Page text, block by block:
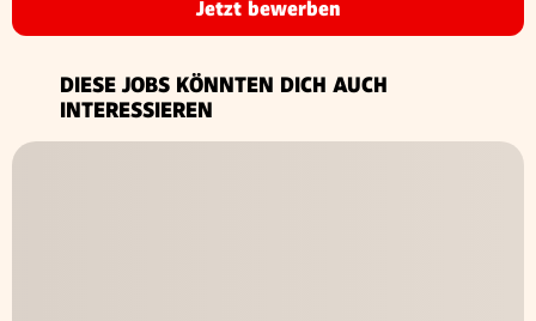
Jetzt bewerben
DIESE JOBS KÖNNTEN DICH AUCH
INTERESSIEREN